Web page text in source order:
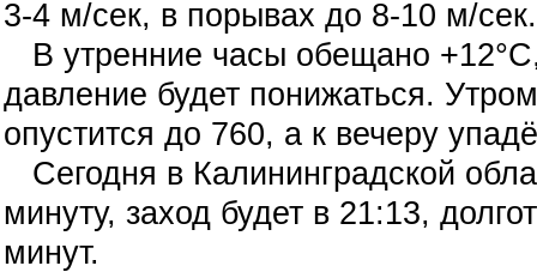
3-4 м/сек, в порывах до 8-10 м/сек.
В утренние часы обещано
давление будет понижаться.
опустится до 760, а к вечеру
Сегодня в Калининградской
минуту, заход будет в 21:13,
минут.